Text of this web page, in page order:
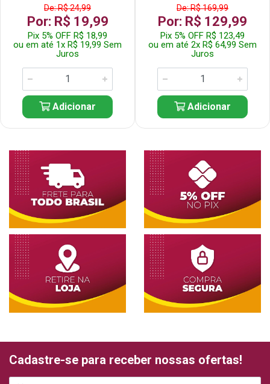
De: R$ 24,99
Por: R$ 19,99
Pix 5% OFF R$ 18,99
ou em até 1x R$ 19,99 Sem
Juros
Adicionar
De: R$ 169,99
Por: R$ 129,99
Pix 5% OFF R$ 123,49
ou em até 2x R$ 64,99 Sem
Juros
Adicionar
Cadastre-se para receber nossas ofertas!